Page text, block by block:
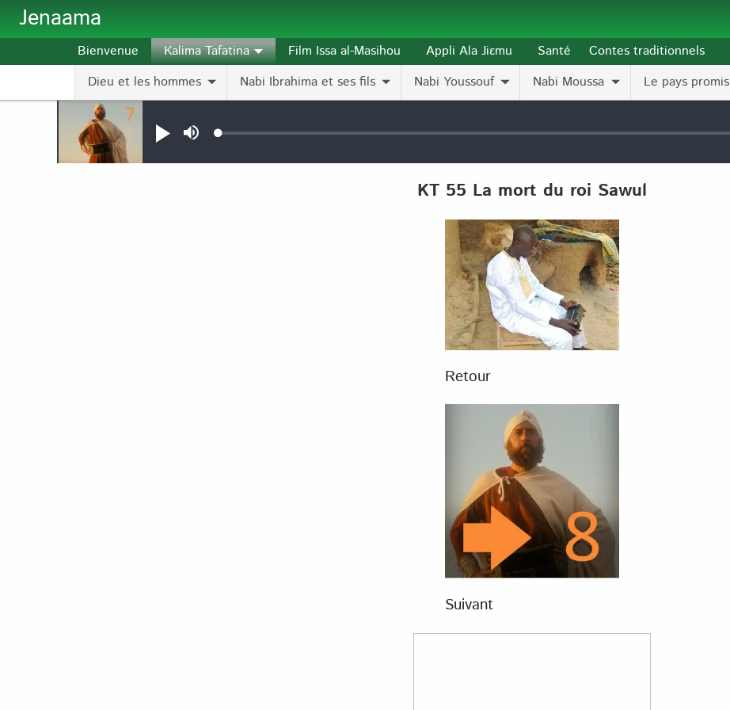
Aller au contenu principal
Jenaama
Bienvenue
Kalima Tafatina
Dieu et les hommes
Nabi Ibrahima et ses fils Nabi Youssouf Nabi Moussa Le pays promis
Film Issa al-Masihou Appli Ala Jiɛmu Santé Contes traditionnels
Audio file
JouerSourdineLoaded:
KT 55 La mort du roi Sawul
Retour
Suivant